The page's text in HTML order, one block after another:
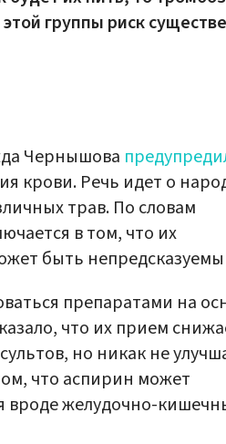
группы риск
Чернышова
крови. Речь идет о
трав. По словам
в том, что их
быть
препаратами на
что их прием
но никак не
что аспирин может
вроде желудочно-